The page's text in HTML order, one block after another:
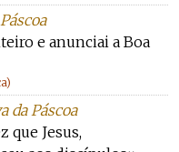
e anunciai a Boa
da Páscoa
que Jesus,